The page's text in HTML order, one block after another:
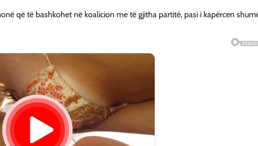
që të bashkohet në koalicion me të gjitha partitë, pasi i kapërcen